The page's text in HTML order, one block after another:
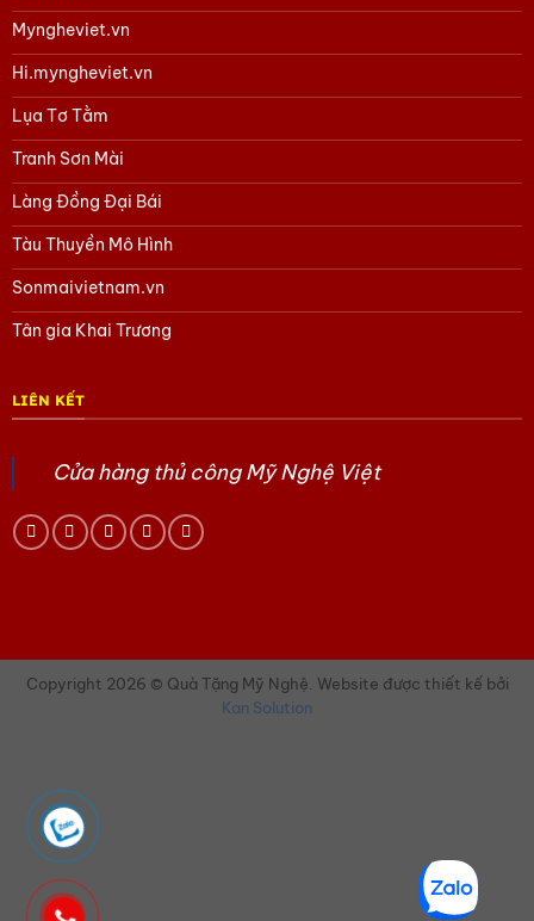
Myngheviet.vn
Hi.myngheviet.vn
Lụa Tơ Tằm
Tranh Sơn Mài
Làng Đồng Đại Bái
Tàu Thuyền Mô Hình
Sonmaivietnam.vn
Tân gia Khai Trương
LIÊN KẾT
Cửa hàng thủ công Mỹ Nghệ Việt
Copyright 2026 © Quà Tặng Mỹ Nghệ. Website được thiết kế bởi
Kan Solution